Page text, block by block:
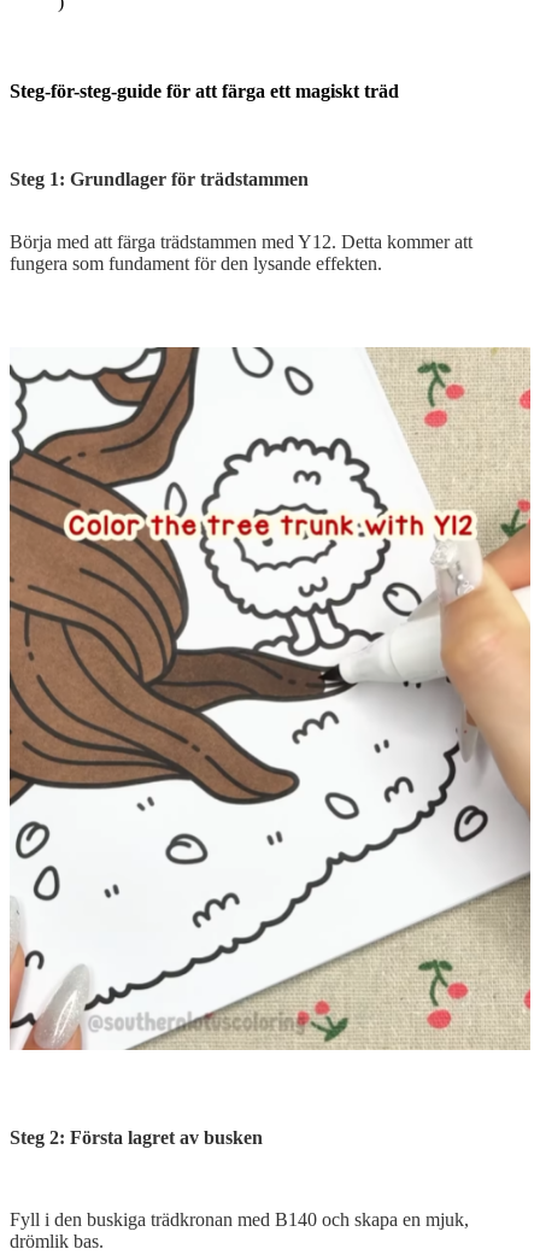
Steg-för-steg-guide för att färga ett magiskt träd
Steg 1: Grundlager för trädstammen
Börja med att färga trädstammen med Y12. Detta kommer att
fungera som fundament för den lysande effekten.
Steg 2: Första lagret av busken
Fyll i den buskiga trädkronan med B140 och skapa en mjuk,
drömlik bas.